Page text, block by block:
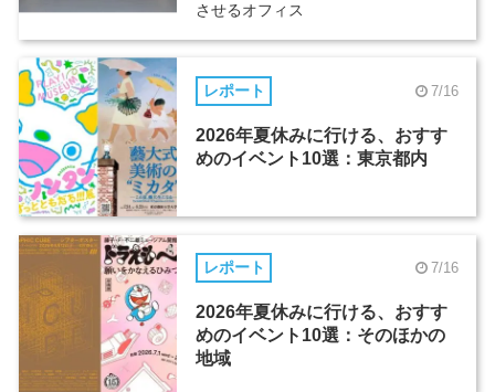
させるオフィス
レポート 7/16
2026年夏休みに行ける、おすす
めのイベント10選：東京都内
レポート 7/16
2026年夏休みに行ける、おすす
めのイベント10選：そのほかの
地域